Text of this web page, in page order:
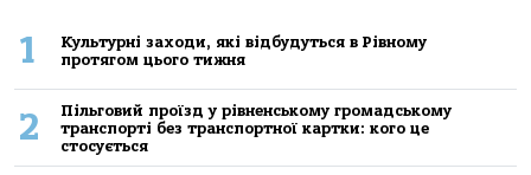
1
Культурні заходи, які відбудуться в Рівному
протягом цього тижня
2
Пільговий проїзд у рівненському громадському
транспорті без транспортної картки: кого це
стосується